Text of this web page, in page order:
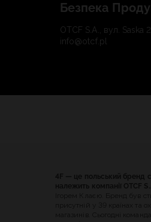
Безпека
OTCF S.A., вул. Saska
info@otcf.pl